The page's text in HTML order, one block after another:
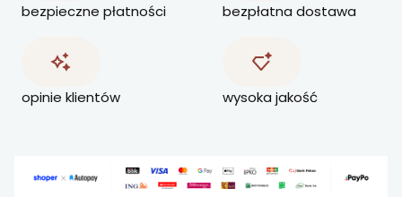
bezpieczne płatności bezpłatna dostawa
opinie klientów wysoka jakość